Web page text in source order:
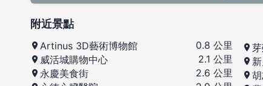
附近景點
Artinus 3D藝術博物館
0.8 公里
威活城購物中心
2.1 公里
永慶美食街
2.6 公里